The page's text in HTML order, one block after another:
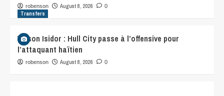
robenson August 8, 2026 0
Transfers
Wilson Isidor : Hull City passe à l’offensive pour
l’attaquant haïtien
robenson August 8, 2026 0